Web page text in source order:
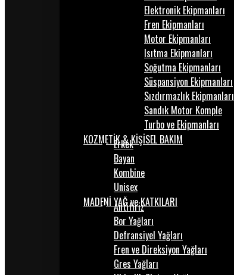
Elektronik Ekipmanları
Fren Ekipmanları
Motor Ekipmanları
Isıtma Ekipmanları
Soğutma Ekipmanları
Süspansiyon Ekipmanları
Sızdırmazlık Ekipmanları
Sandık Motor Komple
Turbo ve Ekipmanları
KOZMETİK & KİŞİSEL BAKIM
Erkek
Bayan
Kombine
Unisex
MADENİ YAĞ ve KATKILARI
Antifiriz
Bor Yağları
Defransiyel Yağları
Fren ve Direksiyon Yağları
Gres Yağları